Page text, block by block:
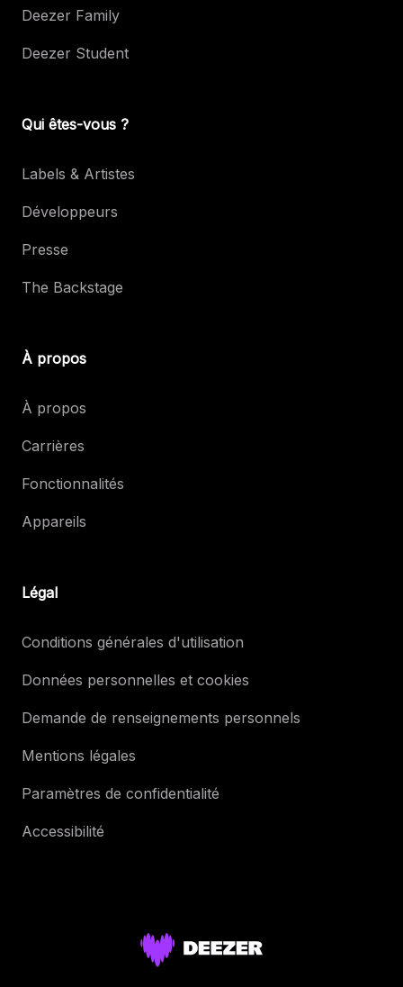
Deezer Family
Deezer Student
Qui êtes-vous ?
Labels & Artistes
Développeurs
Presse
The Backstage
À propos
À propos
Carrières
Fonctionnalités
Appareils
Légal
Conditions générales d'utilisation
Données personnelles et cookies
Demande de renseignements personnels
Mentions légales
Paramètres de confidentialité
Accessibilité